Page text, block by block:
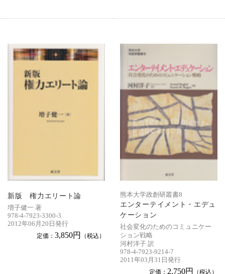
新版 権力エリート論
増子健一 著
978-4-7923-3300-3
2012年06月20日発行
定価： 3,850円 （税込）
熊本大学政創研叢書8
エンターテイメント・エデュ
ケーション
社会変化のためのコミュニケー
ション戦略
河村洋子 訳
978-4-7923-9214-7
2011年03月31日発行
定価： 2,750円 （税込）